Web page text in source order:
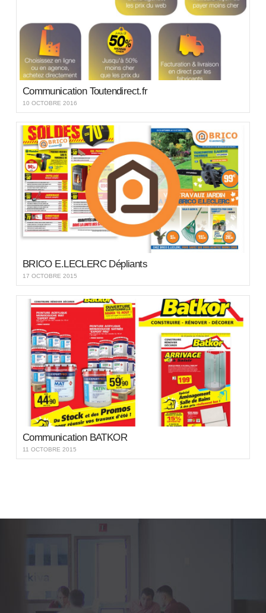
Communication Toutendirect.fr
10 OCTOBRE 2016
BRICO E.LECLERC Dépliants
17 OCTOBRE 2015
Communication BATKOR
11 OCTOBRE 2015